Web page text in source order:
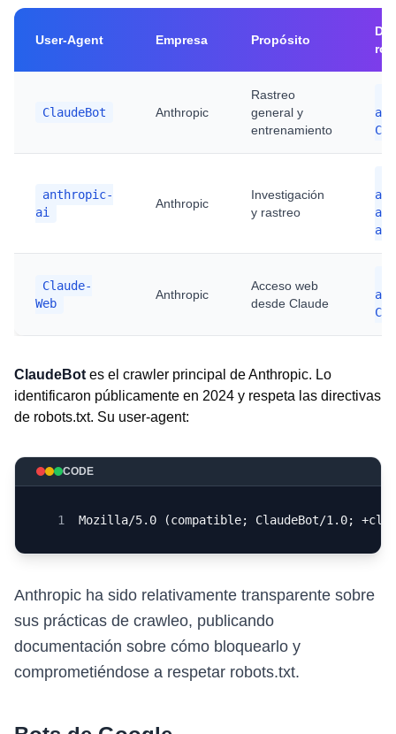
User-Agent Empresa Propósito
ClaudeBot Anthropic
Rastreo
general y
entrenamiento
anthropic-
ai
Anthropic
Investigación
y rastreo
ai
Claude-
Web
Anthropic
Acceso web
desde Claude
ClaudeBot es el crawler principal de Anthropic. Lo
identificaron públicamente en 2024 y respeta las directivas
de robots.txt. Su user-agent:
CODE
1 Mozilla/5.0 (compatible; ClaudeBot/1.0;
Anthropic ha sido relativamente transparente sobre
sus prácticas de crawleo, publicando
documentación sobre cómo bloquearlo y
comprometiéndose a respetar robots.txt.